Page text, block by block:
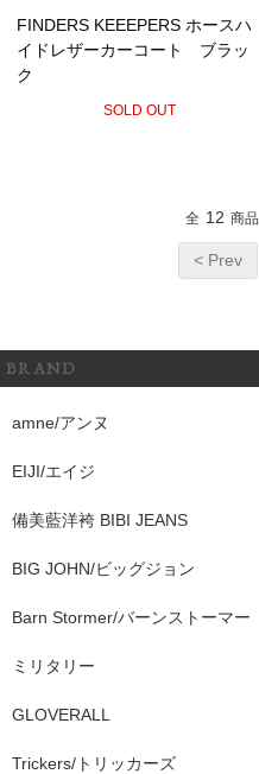
FINDERS KEEEPERS ホースハ
イドレザーカーコート ブラッ
ク
SOLD OUT
全 12 商品
< Prev
BRAND
amne/アンヌ
EIJI/エイジ
備美藍洋袴 BIBI JEANS
BIG JOHN/ビッグジョン
Barn Stormer/バーンストーマー
ミリタリー
GLOVERALL
Trickers/トリッカーズ